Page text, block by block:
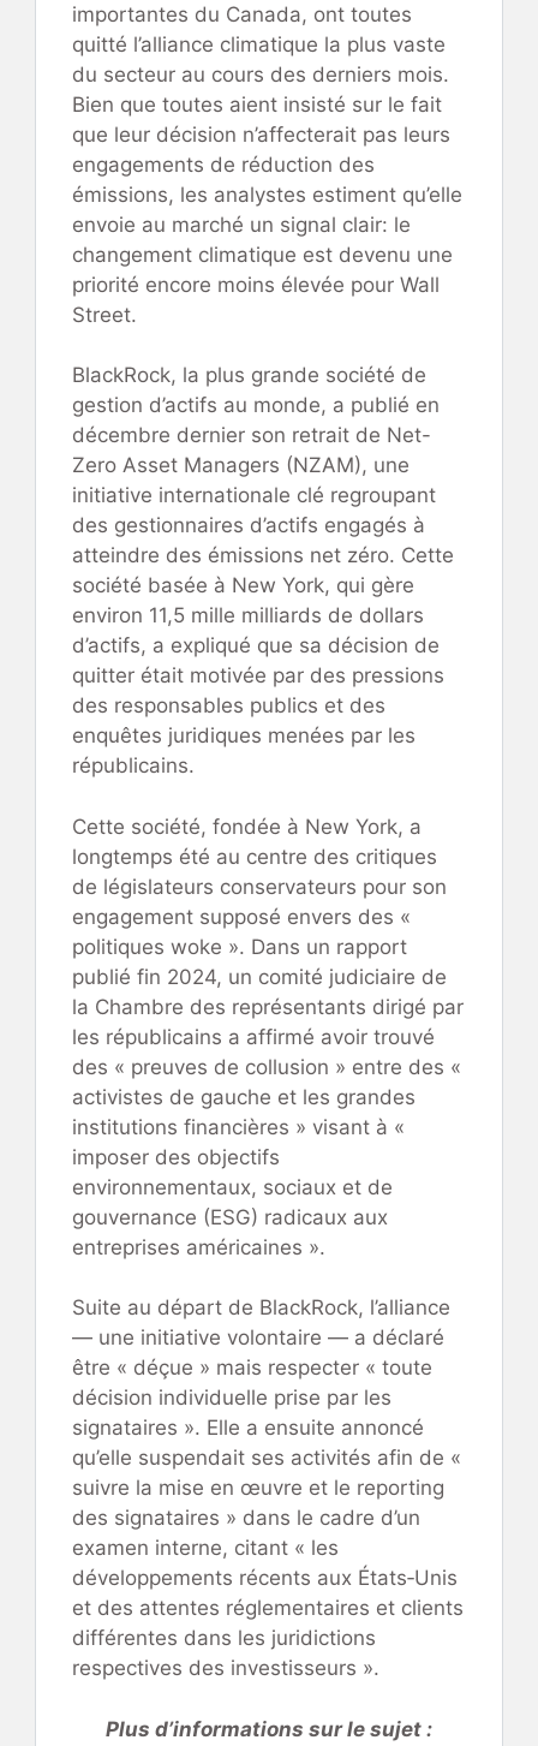
importantes du Canada, ont toutes
quitté l’alliance climatique la plus vaste
du secteur au cours des derniers mois.
Bien que toutes aient insisté sur le fait
que leur décision n’affecterait pas leurs
engagements de réduction des
émissions, les analystes estiment qu’elle
envoie au marché un signal clair: le
changement climatique est devenu une
priorité encore moins élevée pour Wall
Street.
BlackRock, la plus grande société de
gestion d’actifs au monde, a publié en
décembre dernier son retrait de Net-
Zero Asset Managers (NZAM), une
initiative internationale clé regroupant
des gestionnaires d’actifs engagés à
atteindre des émissions net zéro. Cette
société basée à New York, qui gère
environ 11,5 mille milliards de dollars
d’actifs, a expliqué que sa décision de
quitter était motivée par des pressions
des responsables publics et des
enquêtes juridiques menées par les
républicains.
Cette société, fondée à New York, a
longtemps été au centre des critiques
de législateurs conservateurs pour son
engagement supposé envers des «
politiques woke ». Dans un rapport
publié fin 2024, un comité judiciaire de
la Chambre des représentants dirigé par
les républicains a affirmé avoir trouvé
des « preuves de collusion » entre des «
activistes de gauche et les grandes
institutions financières » visant à «
imposer des objectifs
environnementaux, sociaux et de
gouvernance (ESG) radicaux aux
entreprises américaines ».
Suite au départ de BlackRock, l’alliance
— une initiative volontaire — a déclaré
être « déçue » mais respecter « toute
décision individuelle prise par les
signataires ». Elle a ensuite annoncé
qu’elle suspendait ses activités afin de «
suivre la mise en œuvre et le reporting
des signataires » dans le cadre d’un
examen interne, citant « les
développements récents aux États‑Unis
et des attentes réglementaires et clients
différentes dans les juridictions
respectives des investisseurs ».
Plus d’informations sur le sujet :